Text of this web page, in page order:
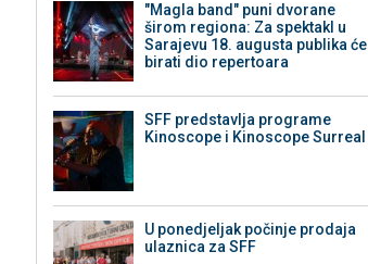
"Magla band" puni dvorane
širom regiona: Za spektakl u
Sarajevu 18. augusta publika će
birati dio repertoara
SFF predstavlja programe
Kinoscope i Kinoscope Surreal
U ponedjeljak počinje prodaja
ulaznica za SFF